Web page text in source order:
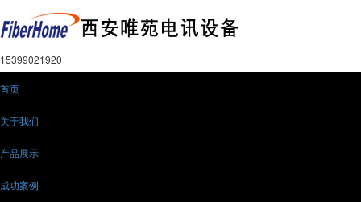
15399021920
首页
关于我们
产品展示
成功案例